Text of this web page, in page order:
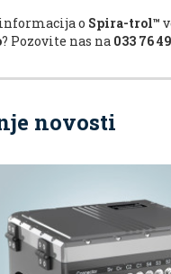
o Spira-trol™
? Pozovite nas na 033 76
novosti